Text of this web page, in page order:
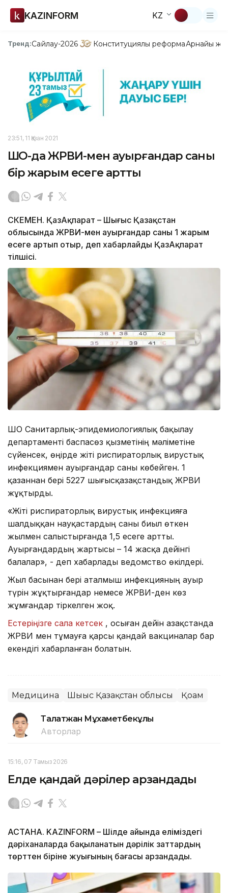
KAZINFORM KZ
Тренд:Сайлау-2026 Конституциялық реформаАрнайы
23:51, 11 Қазан 2021
ШҚО-да ЖРВИ-мен ауырғандар саны
бір жарым есеге артты
ӨСКЕМЕН. ҚазАқпарат – Шығыс Қазақстан
облысында ЖРВИ-мен ауырғандар саны 1 жарым
есеге артып отыр, деп хабарлайды ҚазАқпарат
тілшісі.
ШҚО Санитарлық-эпидемиологиялық бақылау
департаменті баспасөз қызметінің мәліметіне
сүйенсек, өңірде жіті риспираторлық вирустық
инфекциямен ауырғандар саны көбейген. 1
қазаннан бері 5227 шығысқазақстандық ЖРВИ
жұқтырды.
«Жіті риспираторлық вирустық инфекцияға
шалдыққан науқастардың саны биыл өткен
жылмен салыстырғанда 1,5 есеге артты.
Ауырғандардың жартысы – 14 жасқа дейінгі
балалар», - деп хабарлады ведомство өкілдері.
Жыл басынан бері аталмыш инфекцияның ауыр
түрін жұқтырғандар немесе ЖРВИ-ден көз
жұмғандар тіркелген жоқ.
Естеріңізге сала кетсек , осыған дейін Қазақстанда
ЖРВИ мен тұмауға қарсы қандай вакциналар бар
екендігі хабарланған болатын.
Медицина Шығыс Қазақстан облысы Қоғам
Талғатжан Мұхаметбекұлы
Авторлар
15:16, 07 Тамыз 2026
Елде қандай дәрілер арзандады
АСТАНА. KAZINFORM – Шілде айында еліміздегі
дәріханаларда бақыланатын дәрілік заттардың
төрттен біріне жуығының бағасы арзандады.